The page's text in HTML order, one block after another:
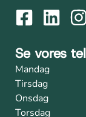
Se vores
Mandag
Tirsdag
Onsdag
Torsdag